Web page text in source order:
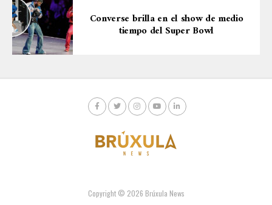
Converse brilla en el show de medio
tiempo del Super Bowl
Copyright © 2026 Brúxula News